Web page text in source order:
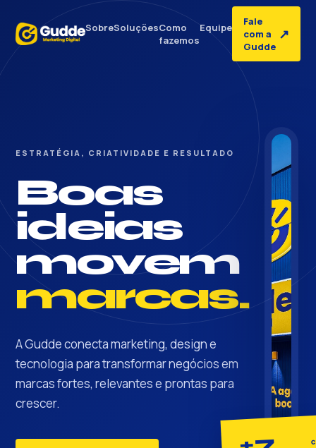
SobreSoluçõesComo
fazemos
Equipe
Fale
com a
Gudde
↗
ESTRATÉGIA, CRIATIVIDADE E RESULTADO
Boas
ideias
movem
marcas.
A Gudde conecta marketing, design e
tecnologia para transformar negócios em
marcas fortes, relevantes e prontas para
crescer.